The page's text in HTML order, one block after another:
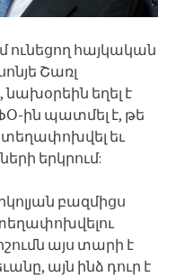
հայկական
Շառլ
նախօրեին եղել է
ին պատմել է, թե
տեղափոխվել եւ
երկրում:
բազմիցս
այս տարի է
այն ինձ դուր է